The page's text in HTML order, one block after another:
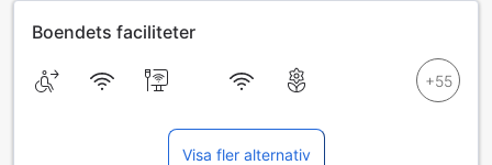
Boendets faciliteter
Visa fler alternativ